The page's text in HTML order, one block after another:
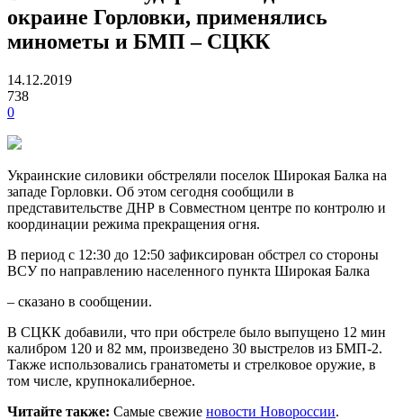
окраине Горловки, применялись
минометы и БМП – СЦКК
14.12.2019
738
0
Украинские силовики обстреляли поселок Широкая Балка на
западе Горловки. Об этом сегодня сообщили в
представительстве ДНР в Совместном центре по контролю и
координации режима прекращения огня.
В период с 12:30 до 12:50 зафиксирован обстрел со стороны
ВСУ по направлению населенного пункта Широкая Балка
– сказано в сообщении.
В СЦКК добавили, что при обстреле было выпущено 12 мин
калибром 120 и 82 мм, произведено 30 выстрелов из БМП-2.
Также использовались гранатометы и стрелковое оружие, в
том числе, крупнокалиберное.
Читайте также: Самые свежие новости Новороссии.